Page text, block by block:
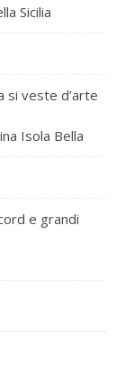
Sicilia
si veste d’arte
Isola Bella
e grandi